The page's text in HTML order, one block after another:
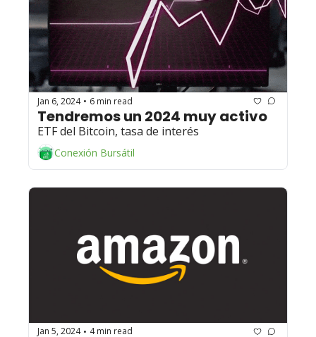
Jan 6, 2024 • 6 min read
ETF del Bitcoin, tasa de interés
Conexión Bursátil
Jan 5, 2024 • 4 min read